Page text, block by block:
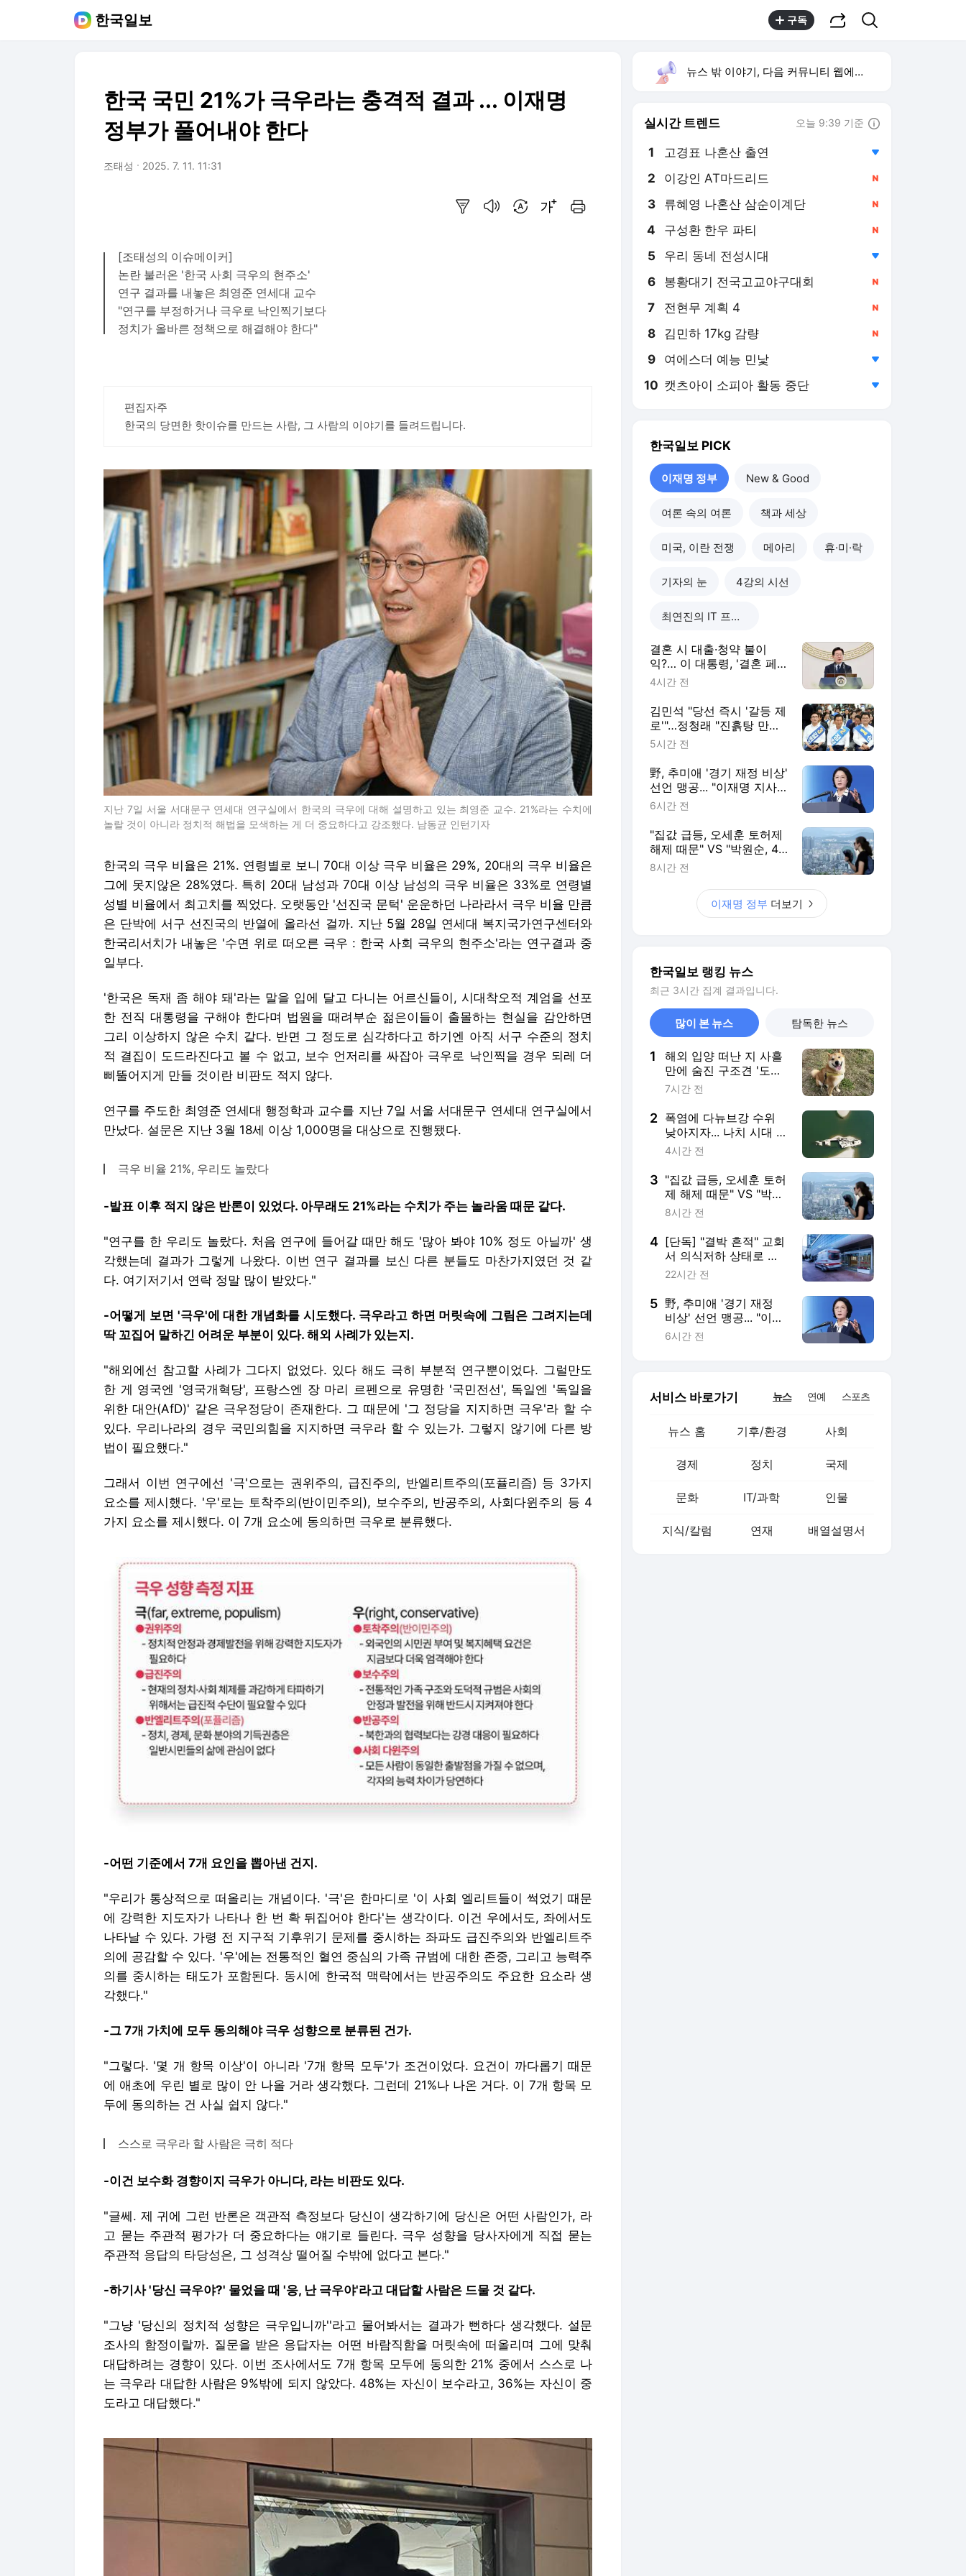
한국일보 구독
한국 국민 21%가 극우라는 충격적 결과 ... 이재명
정부가 풀어내야 한다
조태성 2025. 7. 11. 11:31
[조태성의 이슈메이커]
논란 불러온 '한국 사회 극우의 현주소'
연구 결과를 내놓은 최영준 연세대 교수
"연구를 부정하거나 극우로 낙인찍기보다
정치가 올바른 정책으로 해결해야 한다"
편집자주
한국의 당면한 핫이슈를 만드는 사람, 그 사람의 이야기를 들려드립니다.
지난 7일 서울 서대문구 연세대 연구실에서 한국의 극우에 대해 설명하고 있는 최영준 교수. 21%라는 수치에
놀랄 것이 아니라 정치적 해법을 모색하는 게 더 중요하다고 강조했다. 남동균 인턴기자
한국의 극우 비율은 21%. 연령별로 보니 70대 이상 극우 비율은 29%, 20대의 극우 비율은
그에 못지않은 28%였다. 특히 20대 남성과 70대 이상 남성의 극우 비율은 33%로 연령별
성별 비율에서 최고치를 찍었다. 오랫동안 '선진국 문턱' 운운하던 나라라서 극우 비율 만큼
은 단박에 서구 선진국의 반열에 올라선 걸까. 지난 5월 28일 연세대 복지국가연구센터와
한국리서치가 내놓은 '수면 위로 떠오른 극우 : 한국 사회 극우의 현주소'라는 연구결과 중
일부다.
'한국은 독재 좀 해야 돼'라는 말을 입에 달고 다니는 어르신들이, 시대착오적 계엄을 선포
한 전직 대통령을 구해야 한다며 법원을 때려부순 젊은이들이 출몰하는 현실을 감안하면
그리 이상하지 않은 수치 같다. 반면 그 정도로 심각하다고 하기엔 아직 서구 수준의 정치
적 결집이 도드라진다고 볼 수 없고, 보수 언저리를 싸잡아 극우로 낙인찍을 경우 되레 더
삐뚤어지게 만들 것이란 비판도 적지 않다.
연구를 주도한 최영준 연세대 행정학과 교수를 지난 7일 서울 서대문구 연세대 연구실에서
만났다. 설문은 지난 3월 18세 이상 1,000명을 대상으로 진행됐다.
극우 비율 21%, 우리도 놀랐다
-발표 이후 적지 않은 반론이 있었다. 아무래도 21%라는 수치가 주는 놀라움 때문 같다.
"연구를 한 우리도 놀랐다. 처음 연구에 들어갈 때만 해도 '많아 봐야 10% 정도 아닐까' 생
각했는데 결과가 그렇게 나왔다. 이번 연구 결과를 보신 다른 분들도 마찬가지였던 것 같
다. 여기저기서 연락 정말 많이 받았다."
-어떻게 보면 '극우'에 대한 개념화를 시도했다. 극우라고 하면 머릿속에 그림은 그려지는데
딱 꼬집어 말하긴 어려운 부분이 있다. 해외 사례가 있는지.
"해외에선 참고할 사례가 그다지 없었다. 있다 해도 극히 부분적 연구뿐이었다. 그럴만도
한 게 영국엔 '영국개혁당', 프랑스엔 장 마리 르펜으로 유명한 '국민전선', 독일엔 '독일을
위한 대안(AfD)' 같은 극우정당이 존재한다. 그 때문에 '그 정당을 지지하면 극우'라 할 수
있다. 우리나라의 경우 국민의힘을 지지하면 극우라 할 수 있는가. 그렇지 않기에 다른 방
법이 필요했다."
그래서 이번 연구에선 '극'으로는 권위주의, 급진주의, 반엘리트주의(포퓰리즘) 등 3가지
요소를 제시했다. '우'로는 토착주의(반이민주의), 보수주의, 반공주의, 사회다윈주의 등 4
가지 요소를 제시했다. 이 7개 요소에 동의하면 극우로 분류했다.
-어떤 기준에서 7개 요인을 뽑아낸 건지.
"우리가 통상적으로 떠올리는 개념이다. '극'은 한마디로 '이 사회 엘리트들이 썩었기 때문
에 강력한 지도자가 나타나 한 번 확 뒤집어야 한다'는 생각이다. 이건 우에서도, 좌에서도
나타날 수 있다. 가령 전 지구적 기후위기 문제를 중시하는 좌파도 급진주의와 반엘리트주
의에 공감할 수 있다. '우'에는 전통적인 혈연 중심의 가족 규범에 대한 존중, 그리고 능력주
의를 중시하는 태도가 포함된다. 동시에 한국적 맥락에서는 반공주의도 주요한 요소라 생
각했다."
-그 7개 가치에 모두 동의해야 극우 성향으로 분류된 건가.
"그렇다. '몇 개 항목 이상'이 아니라 '7개 항목 모두'가 조건이었다. 요건이 까다롭기 때문
에 애초에 우린 별로 많이 안 나올 거라 생각했다. 그런데 21%나 나온 거다. 이 7개 항목 모
두에 동의하는 건 사실 쉽지 않다."
스스로 극우라 할 사람은 극히 적다
-이건 보수화 경향이지 극우가 아니다, 라는 비판도 있다.
"글쎄. 제 귀에 그런 반론은 객관적 측정보다 당신이 생각하기에 당신은 어떤 사람인가, 라
고 묻는 주관적 평가가 더 중요하다는 얘기로 들린다. 극우 성향을 당사자에게 직접 묻는
주관적 응답의 타당성은, 그 성격상 떨어질 수밖에 없다고 본다."
-하기사 '당신 극우야?' 물었을 때 '응, 난 극우야'라고 대답할 사람은 드물 것 같다.
"그냥 '당신의 정치적 성향은 극우입니까''라고 물어봐서는 결과가 뻔하다 생각했다. 설문
조사의 함정이랄까. 질문을 받은 응답자는 어떤 바람직함을 머릿속에 떠올리며 그에 맞춰
대답하려는 경향이 있다. 이번 조사에서도 7개 항목 모두에 동의한 21% 중에서 스스로 나
는 극우라 대답한 사람은 9%밖에 되지 않았다. 48%는 자신이 보수라고, 36%는 자신이 중
도라고 대답했다."
뉴스 밖 이야기, 다음 커뮤니티 웹에서 보기
실시간 트렌드 오늘 9:39 기준
1 고경표 나혼산 출연
2 이강인 AT마드리드
4 구성환 한우 파티
5 우리 동네 전성시대
6 봉황대기 전국고교야구대회
7 전현무 계획 4
8 김민하 17kg 감량
9 여에스더 예능 민낯
10 캣츠아이 소피아 활동 중단
한국일보 PICK
이재명 정부 New & Good
여론 속의 여론 책과 세상
미국, 이란 전쟁 메아리 휴·미·락
기자의 눈 4강의 시선
최연진의 IT 프리즘
결혼 시 대출·청약 불이
익?… 이 대통령, '결혼 페
널티 22개' 손본다
4시간 전
김민석 "당선 즉시 '갈등 제
로'"…정청래 "진흙탕 만들
곤 이제 와서?"
5시간 전
野, 추미애 '경기 재정 비상'
선언 맹공... "이재명 지사
'현금 살포 정치'가 본질"
6시간 전
"집값 급등, 오세훈 토허제
해제 때문" VS "박원순, 43
만 가구 공급 날려"
8시간 전
이재명 정부 더보기
한국일보 랭킹 뉴스
최근 3시간 집계 결과입니다.
많이 본 뉴스 탐독한 뉴스
1
해외 입양 떠난 지 사흘
만에 숨진 구조견 '도
담'… 관리 공백 드러났
7시간 전
2 폭염에 다뉴브강 수위
낮아지자... 나치 시대 침
몰선 10척 넘게 수면 위
4시간 전
3 "집값 급등, 오세훈 토허
제 해제 때문" VS "박원
순, 43만 가구 공급 날
8시간 전
4 [단독] "결박 흔적" 교회
서 의식저하 상태로 발
견된 어린이 숨져
22시간 전
5 野, 추미애 '경기 재정
비상' 선언 맹공... "이재
명 지사 '현금 살포 정
6시간 전
서비스 바로가기 뉴스 연예 스포츠
뉴스 홈 기후/환경 사회
경제 정치 국제
문화 IT/과학 인물
지식/칼럼 연재 배열설명서